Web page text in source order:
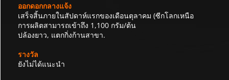
ออกดอกกลางแจ้ง
เสร็จสิ้นภายในสัปดาห์แรกของเดือนตุลาคม (ซีกโลกเหนือ
การผลิตสามารถเข้าถึง 1,100 กรัม/ต้น
ปล้องยาว, แตกกิ่งก้านสาขา.
รางวัล
ยังไม่ได้แนะนำ